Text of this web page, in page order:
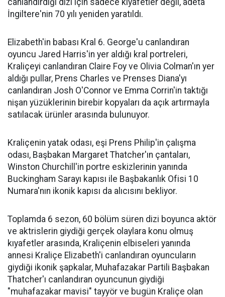
canlandırdığı dizi için sadece kıyafetler değil, adeta
İngiltere'nin 70 yılı yeniden yaratıldı.
Elizabeth'in babası Kral 6. George'u canlandıran
oyuncu Jared Harris'in yer aldığı kral portreleri,
Kraliçeyi canlandıran Claire Foy ve Olivia Colman'ın yer
aldığı pullar, Prens Charles ve Prenses Diana'yı
canlandıran Josh O'Connor ve Emma Corrin'in taktığı
nişan yüzüklerinin birebir kopyaları da açık artırmayla
satılacak ürünler arasında bulunuyor.
Kraliçenin yatak odası, eşi Prens Philip'in çalışma
odası, Başbakan Margaret Thatcher'ın çantaları,
Winston Churchill'in portre eskizlerinin yanında
Buckingham Sarayı kapısı ile Başbakanlık Ofisi 10
Numara'nın ikonik kapısı da alıcısını bekliyor.
Toplamda 6 sezon, 60 bölüm süren dizi boyunca aktör
ve aktrislerin giydiği gerçek olaylara konu olmuş
kıyafetler arasında, Kraliçenin elbiseleri yanında
annesi Kraliçe Elizabeth'i canlandıran oyuncuların
giydiği ikonik şapkalar, Muhafazakar Partili Başbakan
Thatcher'ı canlandıran oyuncunun giydiği
"muhafazakar mavisi" tayyör ve bugün Kraliçe olan